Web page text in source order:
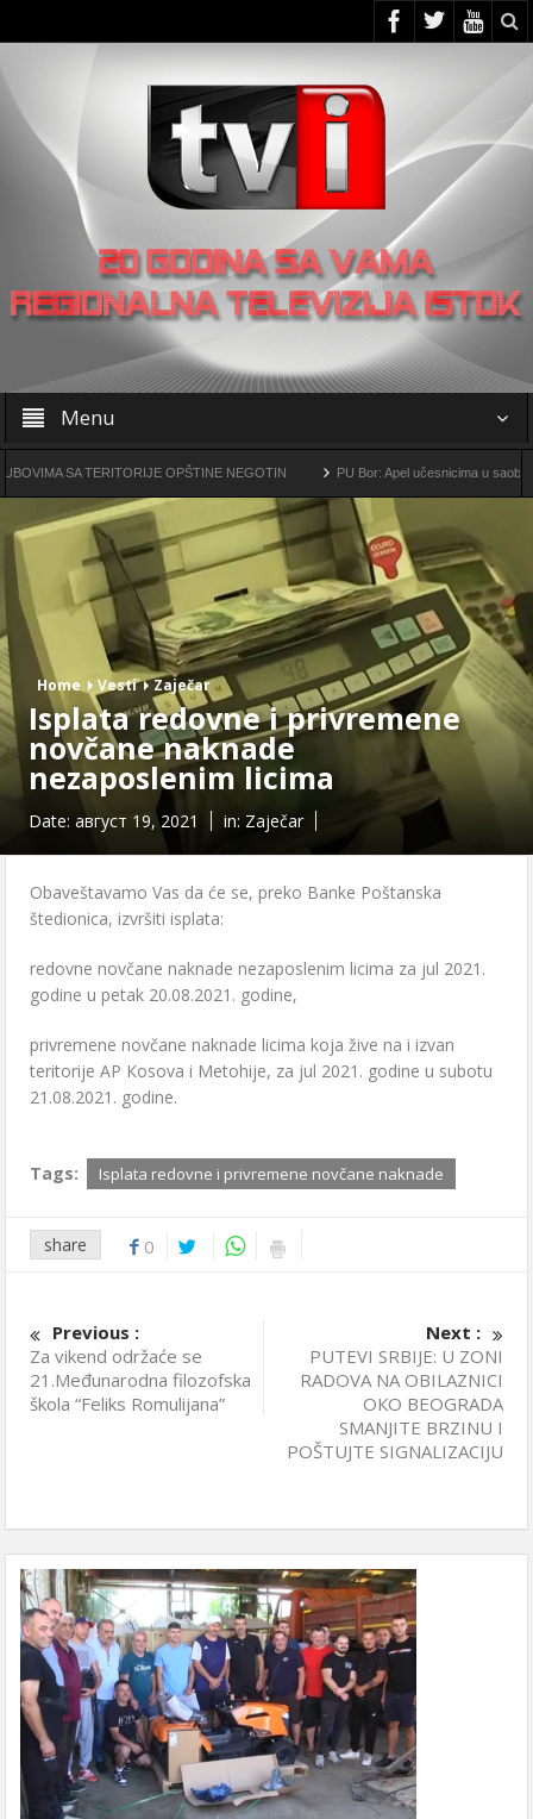
Menu
SA TERITORIJE OPŠTINE NEGOTIN PU Bor: Apel učesnicima u saobraćaju da
metalurški kompleks „Čukaru Peki” i „Malka Golaja“
Home Vesti Zaječar
Isplata redovne i privremene
novčane naknade
nezaposlenim licima
Date:август 19, 2021 in: Zaječar
Obaveštavamo Vas da će se, preko Banke Poštanska
štedionica, izvršiti isplata:
redovne novčane naknade nezaposlenim licima za jul 2021.
godine u petak 20.08.2021. godine,
privremene novčane naknade licima koja žive na i izvan
teritorije AP Кosova i Metohije, za jul 2021. godine u subotu
21.08.2021. godine.
Tags: Isplata redovne i privremene novčane naknade
share 0
Previous :
Za vikend održaće se
21.Međunarodna filozofska
škola “Feliks Romulijana”
Next :
PUTEVI SRBIJE: U ZONI
RADOVA NA OBILAZNICI
OКO BEOGRADA
SMANJITE BRZINU I
POŠTUJTE SIGNALIZACIJU